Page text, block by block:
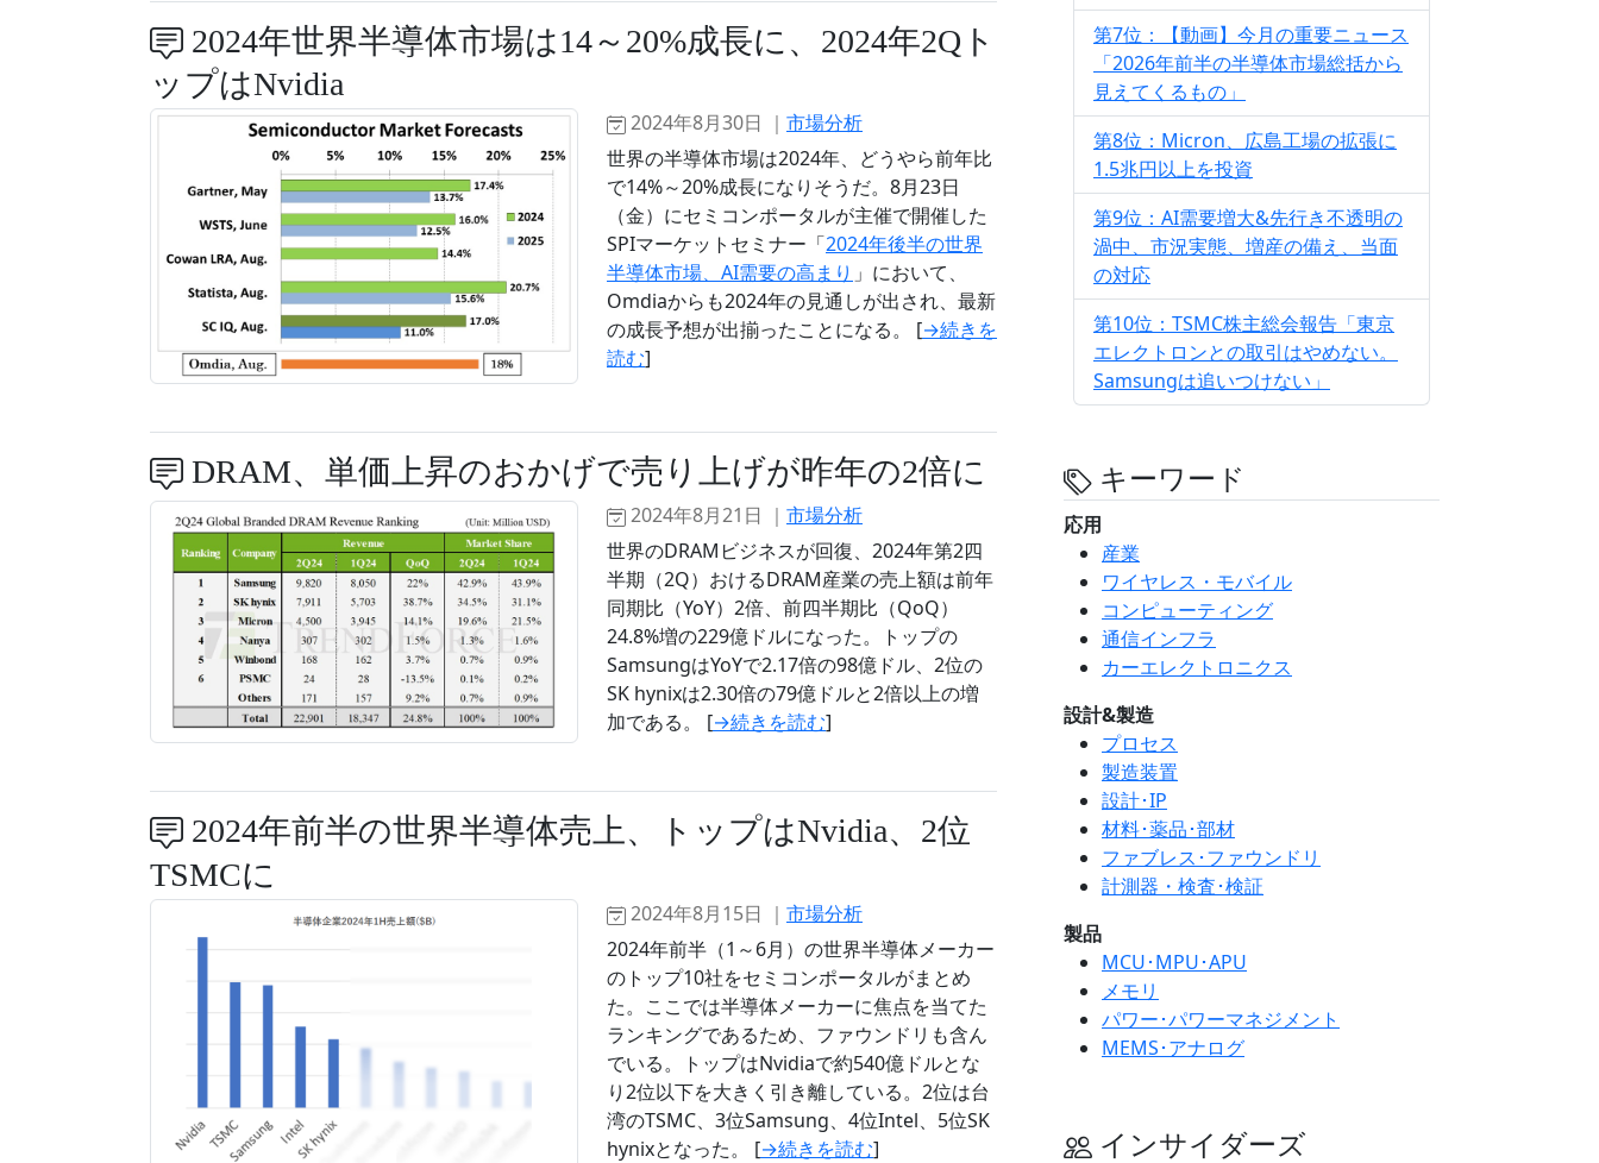
2024年世界半導体市場は14～20%成長に、2024年2Qト
ップはNvidia
2024年8月30日 ｜ 市場分析
世界の半導体市場は2024年、どうやら前年比
で14%～20%成長になりそうだ。8月23日
（金）にセミコンポータルが主催で開催した
SPIマーケットセミナー「2024年後半の世界
半導体市場、AI需要の高まり 」において、
Omdiaからも2024年の見通しが出され、最新
の成長予想が出揃ったことになる。 [→続きを
読む]
DRAM、単価上昇のおかげで売り上げが昨年の2倍に
2024年8月21日 ｜ 市場分析
世界のDRAMビジネスが回復、2024年第2四
半期（2Q）おけるDRAM産業の売上額は前年
同期比（YoY）2倍、前四半期比（QoQ）
24.8%増の229億ドルになった。トップの
SamsungはYoYで2.17倍の98億ドル、2位の
SK hynixは2.30倍の79億ドルと2倍以上の増
加である。 [→続きを読む]
2024年前半の世界半導体売上、トップはNvidia、2位
TSMCに
2024年8月15日 ｜ 市場分析
2024年前半（1～6月）の世界半導体メーカー
のトップ10社をセミコンポータルがまとめ
た。ここでは半導体メーカーに焦点を当てた
ランキングであるため、ファウンドリも含ん
でいる。トップはNvidiaで約540億ドルとな
り2位以下を大きく引き離している。2位は台
湾のTSMC、3位Samsung、4位Intel、5位SK
hynixとなった。 [→続きを読む]
第7位：【動画】今月の重要ニュース
「2026年前半の半導体市場総括から
見えてくるもの」
第8位：Micron、広島工場の拡張に
1.5兆円以上を投資
第9位：AI需要増大&先行き不透明の
渦中、市況実態、増産の備え、当面
の対応
第10位：TSMC株主総会報告「東京
エレクトロンとの取引はやめない。
Samsungは追いつけない」
キーワード
応用
産業
ワイヤレス・モバイル
コンピューティング
通信インフラ
カーエレクトロニクス
設計&製造
プロセス
製造装置
設計･IP
材料･薬品･部材
ファブレス･ファウンドリ
計測器・検査･検証
製品
MCU･MPU･APU
メモリ
パワー･パワーマネジメント
MEMS･アナログ
インサイダーズ